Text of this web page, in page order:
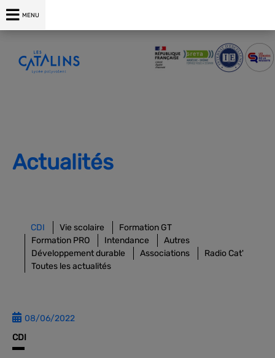
MENU
Actualités
CDI Vie scolaire
Formation GT
Formation PRO
Intendance
Autres
Développement durable
Associations
Radio Cat'
Toutes les actualités
08/06/2022
CDI